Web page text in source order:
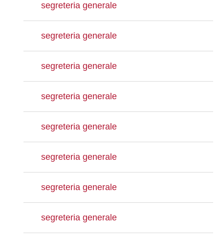
segreteria generale
segreteria generale
segreteria generale
segreteria generale
segreteria generale
segreteria generale
segreteria generale
segreteria generale